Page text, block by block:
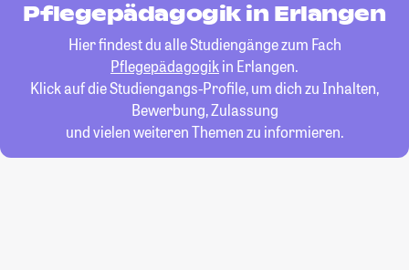
Pflegepädagogik in Erlangen
Hier findest du alle Studiengänge zum Fach
Pflegepädagogikin Erlangen.
Klick auf die Studiengangs-Profile, um dich zu Inhalten,
Bewerbung, Zulassung
und vielen weiteren Themen zu informieren.